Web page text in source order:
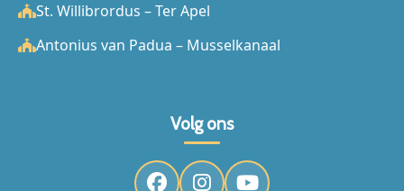
St. Willibrordus – Ter Apel
Antonius van Padua – Musselkanaal
Volg ons